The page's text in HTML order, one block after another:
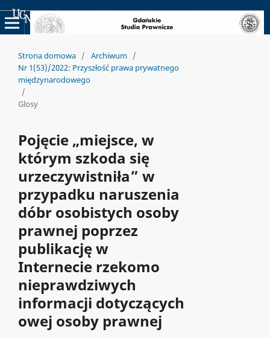
Uniwersyteckie Czasopisma Naukowe
Strona domowa / Archiwum /
Nr 1(53)/2022: Przyszłość prawa prywatnego
międzynarodowego
/
Glosy
Pojęcie „miejsce, w
którym szkoda się
urzeczywistniła” w
przypadku naruszenia
dóbr osobistych osoby
prawnej poprzez
publikację w
Internecie rzekomo
nieprawdziwych
informacji dotyczących
owej osoby prawnej